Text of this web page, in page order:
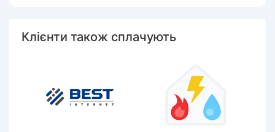
Клієнти також сплачують